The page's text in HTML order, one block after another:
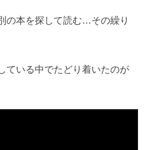
の本を探して読む…その繰り
ている中でたどり着いたのが